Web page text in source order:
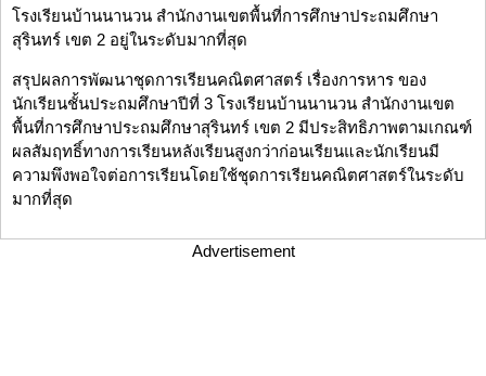
โรงเรียนบ้านนานวน สำนักงานเขตพื้นที่การศึกษาประถมศึกษา
สุรินทร์ เขต 2 อยู่ในระดับมากที่สุด
สรุปผลการพัฒนาชุดการเรียนคณิตศาสตร์ เรื่องการหาร ของ
นักเรียนชั้นประถมศึกษาปีที่ 3 โรงเรียนบ้านนานวน สำนักงานเขต
พื้นที่การศึกษาประถมศึกษาสุรินทร์ เขต 2 มีประสิทธิภาพตามเกณฑ์
ผลสัมฤทธิ์ทางการเรียนหลังเรียนสูงกว่าก่อนเรียนและนักเรียนมี
ความพึงพอใจต่อการเรียนโดยใช้ชุดการเรียนคณิตศาสตร์ในระดับ
มากที่สุด
Advertisement